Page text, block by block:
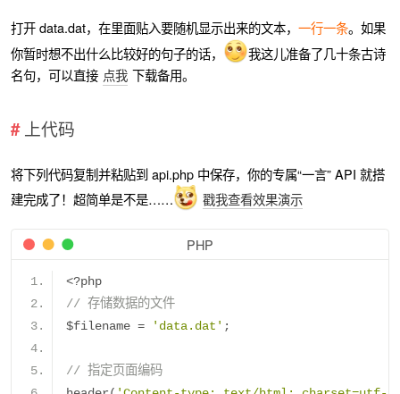
打开 data.dat，在里面贴入要随机显示出来的文本， 一行一条。如果
你暂时想不出什么比较好的句子的话，
我这儿准备了几十条古诗
名句，可以直接 点我 下载备用。
上代码
将下列代码复制并粘贴到 api.php 中保存，你的专属“一言” API 就搭
建完成了！超简单是不是……
戳我查看效果演示
PHP
<?php
// 存储数据的文件
$filename = 'data.dat' ;
// 指定页面编码